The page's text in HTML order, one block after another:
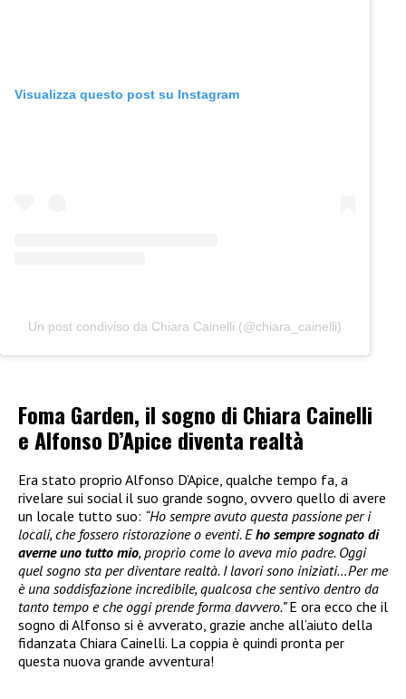
Visualizza questo post su Instagram
Un post condiviso da Chiara Cainelli (@chiara_cainelli)
Foma Garden, il sogno di Chiara Cainelli
e Alfonso D’Apice diventa realtà
Era stato proprio Alfonso D’Apice, qualche tempo fa, a
rivelare sui social il suo grande sogno, ovvero quello di avere
un locale tutto suo: “Ho sempre avuto questa passione per i
locali, che fossero ristorazione o eventi. Eho sempre sognato di
averne uno tutto mio, proprio come lo aveva mio padre. Oggi
quel sogno sta per diventare realtà. I lavori sono iniziati…Per me
è una soddisfazione incredibile, qualcosa che sentivo dentro da
tanto tempo e che oggi prende forma davvero.”E ora ecco che il
sogno di Alfonso si è avverato, grazie anche all’aiuto della
fidanzata Chiara Cainelli. La coppia è quindi pronta per
questa nuova grande avventura!